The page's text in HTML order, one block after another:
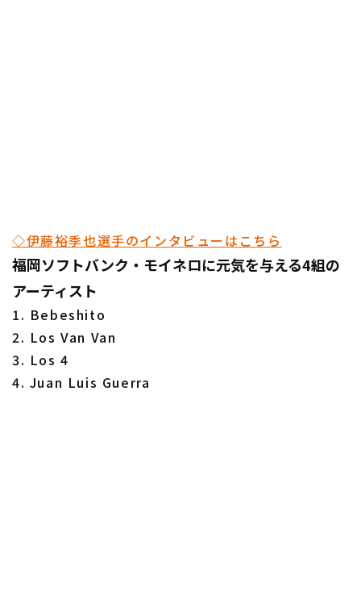
◇伊藤裕季也選手のインタビューはこちら
福岡ソフトバンク・モイネロに元気を与える4組の
アーティスト
1. Bebeshito
2. Los Van Van
3. Los 4
4. Juan Luis Guerra